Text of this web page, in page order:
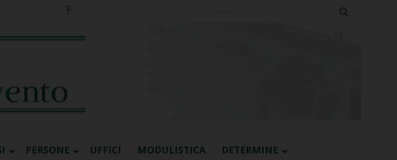
PERSONE UFFICI MODULISTICA DETERMINE